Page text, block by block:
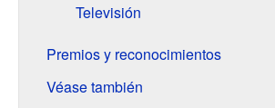
Televisión
Premios y reconocimientos
Véase también